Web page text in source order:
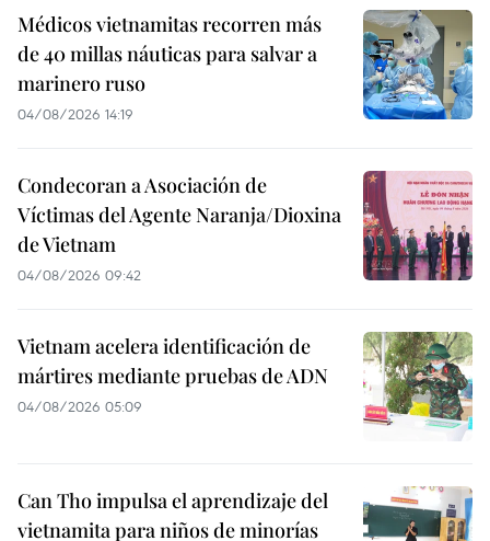
Médicos vietnamitas recorren más
de 40 millas náuticas para salvar a
marinero ruso
04/08/2026 14:19
Condecoran a Asociación de
Víctimas del Agente Naranja/Dioxina
de Vietnam
04/08/2026 09:42
Vietnam acelera identificación de
mártires mediante pruebas de ADN
04/08/2026 05:09
Can Tho impulsa el aprendizaje del
vietnamita para niños de minorías